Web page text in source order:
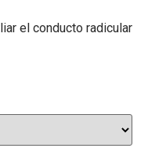
el conducto radicular